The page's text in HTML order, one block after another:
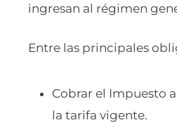
ingresan al régimen
Entre las principales
Cobrar el Impuesto
la tarifa vigente.